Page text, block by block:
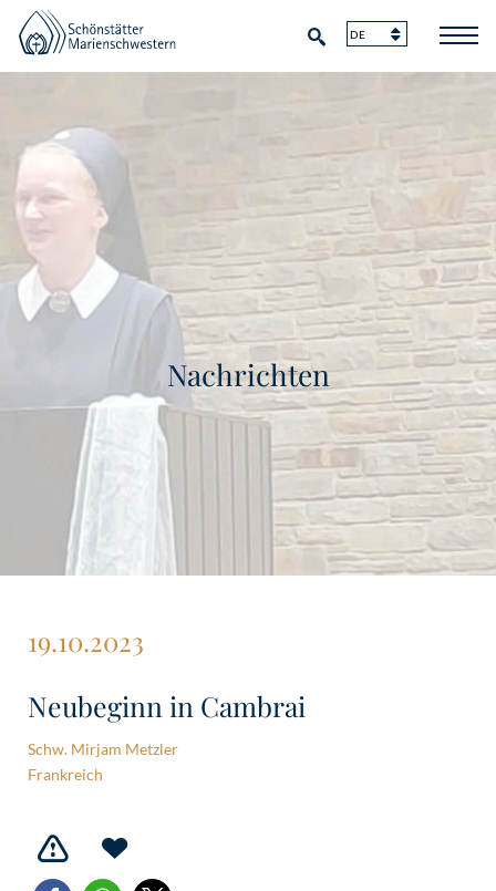
Nachrichten
19.10.2023
Neubeginn in Cambrai
Schw. Mirjam Metzler
Frankreich